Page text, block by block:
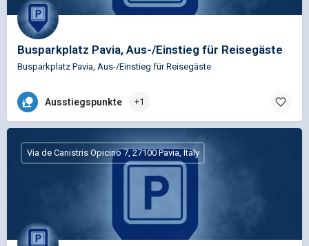
Busparkplatz Pavia, Aus-/Einstieg für Reisegäste
Busparkplatz Pavia, Aus-/Einstieg für Reisegäste
Ausstiegspunkte +1
Via de Canistris Opicino 7, 27100 Pavia, Italy